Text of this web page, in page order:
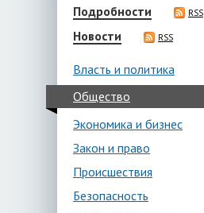
Подробности RSS
Новости RSS
Власть и политика
Общество
Экономика и бизнес
Закон и право
Происшествия
Безопасность